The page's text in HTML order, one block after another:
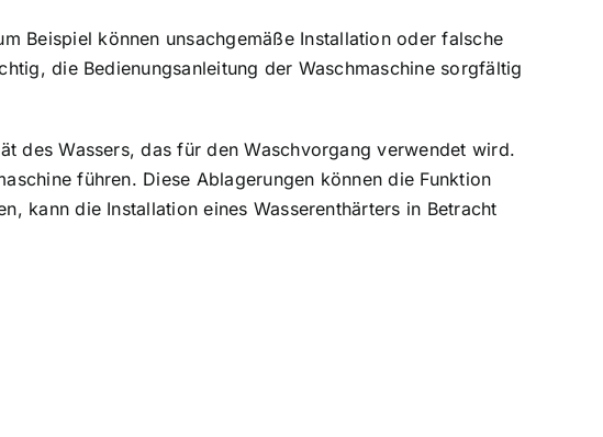
Beispiel können unsachgemäße Installation oder falsche
die Bedienungsanleitung der Waschmaschine sorgfältig
des Wassers, das für den Waschvorgang verwendet wird.
führen. Diese Ablagerungen können die Funktion
kann die Installation eines Wasserenthärters in Betracht